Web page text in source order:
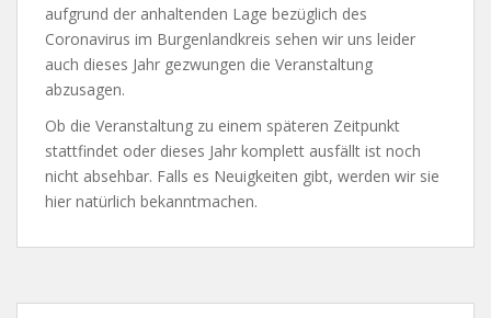
aufgrund der anhaltenden Lage bezüglich des
Coronavirus im Burgenlandkreis sehen wir uns leider
auch dieses Jahr gezwungen die Veranstaltung
abzusagen.
Ob die Veranstaltung zu einem späteren Zeitpunkt
stattfindet oder dieses Jahr komplett ausfällt ist noch
nicht absehbar. Falls es Neuigkeiten gibt, werden wir sie
hier natürlich bekanntmachen.